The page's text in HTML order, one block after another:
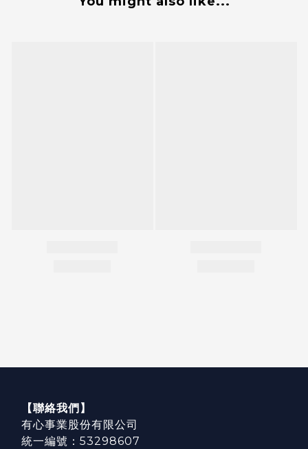
【聯絡我們】
有心事業股份有限公司
統一編號：53298607